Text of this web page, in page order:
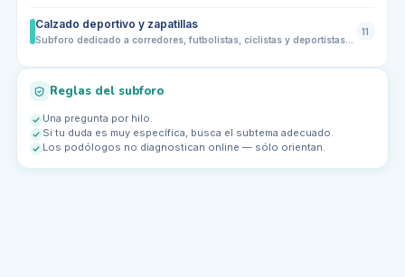
Calzado deportivo y zapatillas
Subforo dedicado a corredores, futbolistas, ciclistas y deportistas en general para discutir todo lo relacionado con el calzado deportivo. Comparte dudas y consejos sobre elección de zapatillas, plantillas, tallas, sujeción, amortiguación, materiales y biomecánica del pie. Ideal para quienes buscan prevenir lesiones y optimizar el rendimiento deportivo mediante el calzado adecuado
11
Reglas del subforo
Una pregunta por hilo.
Si tu duda es muy específica, busca el subtema adecuado.
Los podólogos no diagnostican online — sólo orientan.